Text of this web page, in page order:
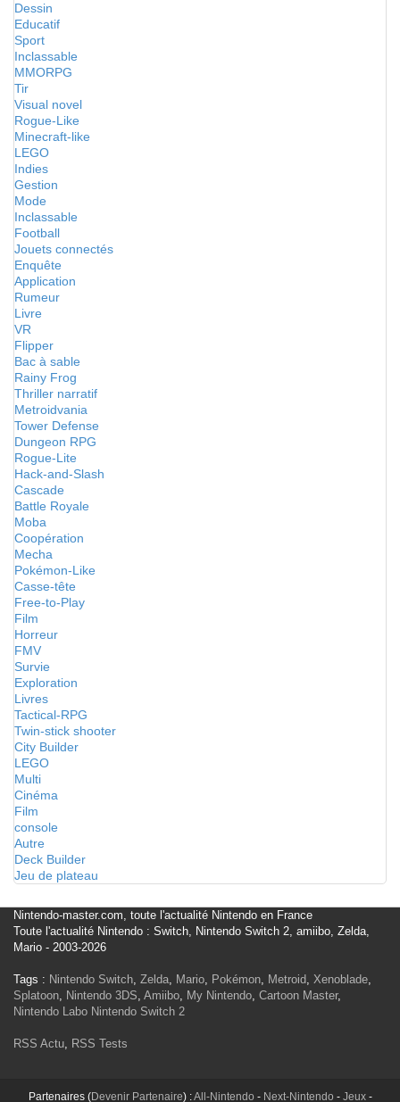
Dessin
Educatif
Sport
Inclassable
MMORPG
Tir
Visual novel
Rogue-Like
Minecraft-like
LEGO
Indies
Gestion
Mode
Inclassable
Football
Jouets connectés
Enquête
Application
Rumeur
Livre
VR
Flipper
Bac à sable
Rainy Frog
Thriller narratif
Metroidvania
Tower Defense
Dungeon RPG
Rogue-Lite
Hack-and-Slash
Cascade
Battle Royale
Moba
Coopération
Mecha
Pokémon-Like
Casse-tête
Free-to-Play
Film
Horreur
FMV
Survie
Exploration
Livres
Tactical-RPG
Twin-stick shooter
City Builder
LEGO
Multi
Cinéma
Film
console
Autre
Deck Builder
Jeu de plateau
Nintendo-master.com, toute l'actualité Nintendo en France
Toute l'actualité Nintendo : Switch, Nintendo Switch 2, amiibo, Zelda,
Mario - 2003-2026
Tags : Nintendo Switch, Zelda, Mario, Pokémon, Metroid, Xenoblade,
Splatoon, Nintendo 3DS, Amiibo, My Nintendo, Cartoon Master,
Nintendo Labo Nintendo Switch 2
RSS Actu, RSS Tests
Partenaires (Devenir Partenaire) :All-Nintendo - Next-Nintendo - Jeux-